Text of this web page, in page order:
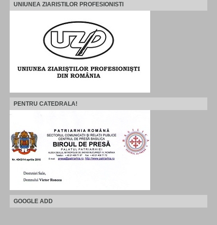
UNIUNEA ZIARISTILOR PROFESIONISTI
PENTRU CATEDRALA!
GOOGLE ADD